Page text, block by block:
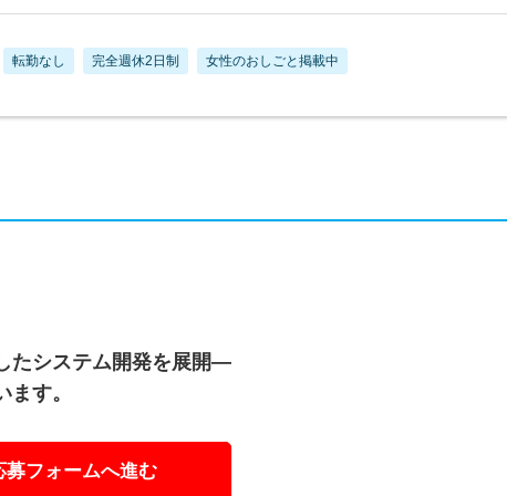
転勤なし 完全週休2日制 女性のおしごと掲載中
たシステム開発を展開―
す。
募フォームへ進む